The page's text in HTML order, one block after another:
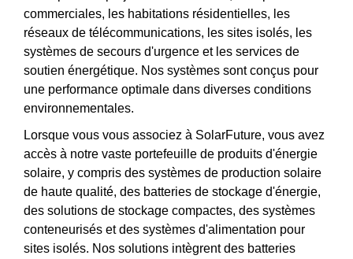
commerciales, les habitations résidentielles, les
réseaux de télécommunications, les sites isolés, les
systèmes de secours d'urgence et les services de
soutien énergétique. Nos systèmes sont conçus pour
une performance optimale dans diverses conditions
environnementales.
Lorsque vous vous associez à SolarFuture, vous avez
accès à notre vaste portefeuille de produits d'énergie
solaire, y compris des systèmes de production solaire
de haute qualité, des batteries de stockage d'énergie,
des solutions de stockage compactes, des systèmes
conteneurisés et des systèmes d'alimentation pour
sites isolés. Nos solutions intègrent des batteries